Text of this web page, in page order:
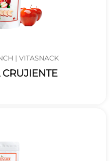
| VITASNACK